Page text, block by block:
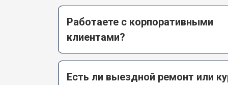
Работаете с корпоративными
клиентами?
Есть ли выездной ремонт или